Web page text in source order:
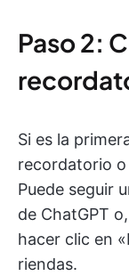
Paso 2:
Si es la
recordatorio o
Puede seguir
de ChatGPT
hacer clic en
riendas.